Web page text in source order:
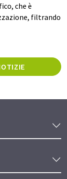
che è
filtrando